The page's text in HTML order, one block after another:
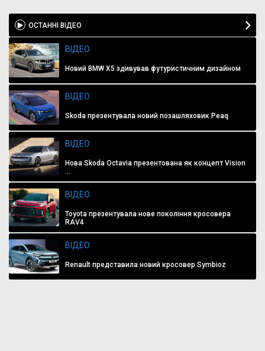
ОСТАННІ ВІДЕО
ВІДЕО
Новий BMW X5 здивував футуристичним дизайном
ВІДЕО
Skoda презентувала новий позашляховик Peaq
ВІДЕО
Нова Skoda Octavia презентована як концепт Vision
...
ВІДЕО
Toyota презентувала нове покоління кросовера
RAV4
ВІДЕО
Renault представила новий кросовер Symbioz